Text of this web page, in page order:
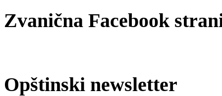
Zvanična Facebook
Opštinski newsletter